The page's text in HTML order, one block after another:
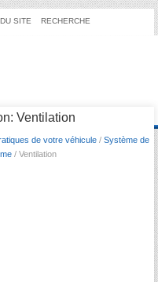
SITE RECHERCHE
Ventilation
de votre véhicule / Système de
/ Ventilation